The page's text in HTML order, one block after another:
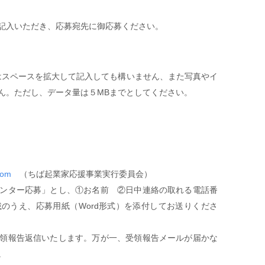
いただき、応募宛先に御応募ください。
ペースを拡大して記入しても構いません、また写真やイ
ただし、データ量は５MBまでとしてください。
（ちば起業家応援事業実行委員会）
ター応募」とし、①お名前 ②日中連絡の取れる電話番
え、応募用紙（Word形式）を添付してお送りくださ
報告返信いたします。万が一、受領報告メールが届かな